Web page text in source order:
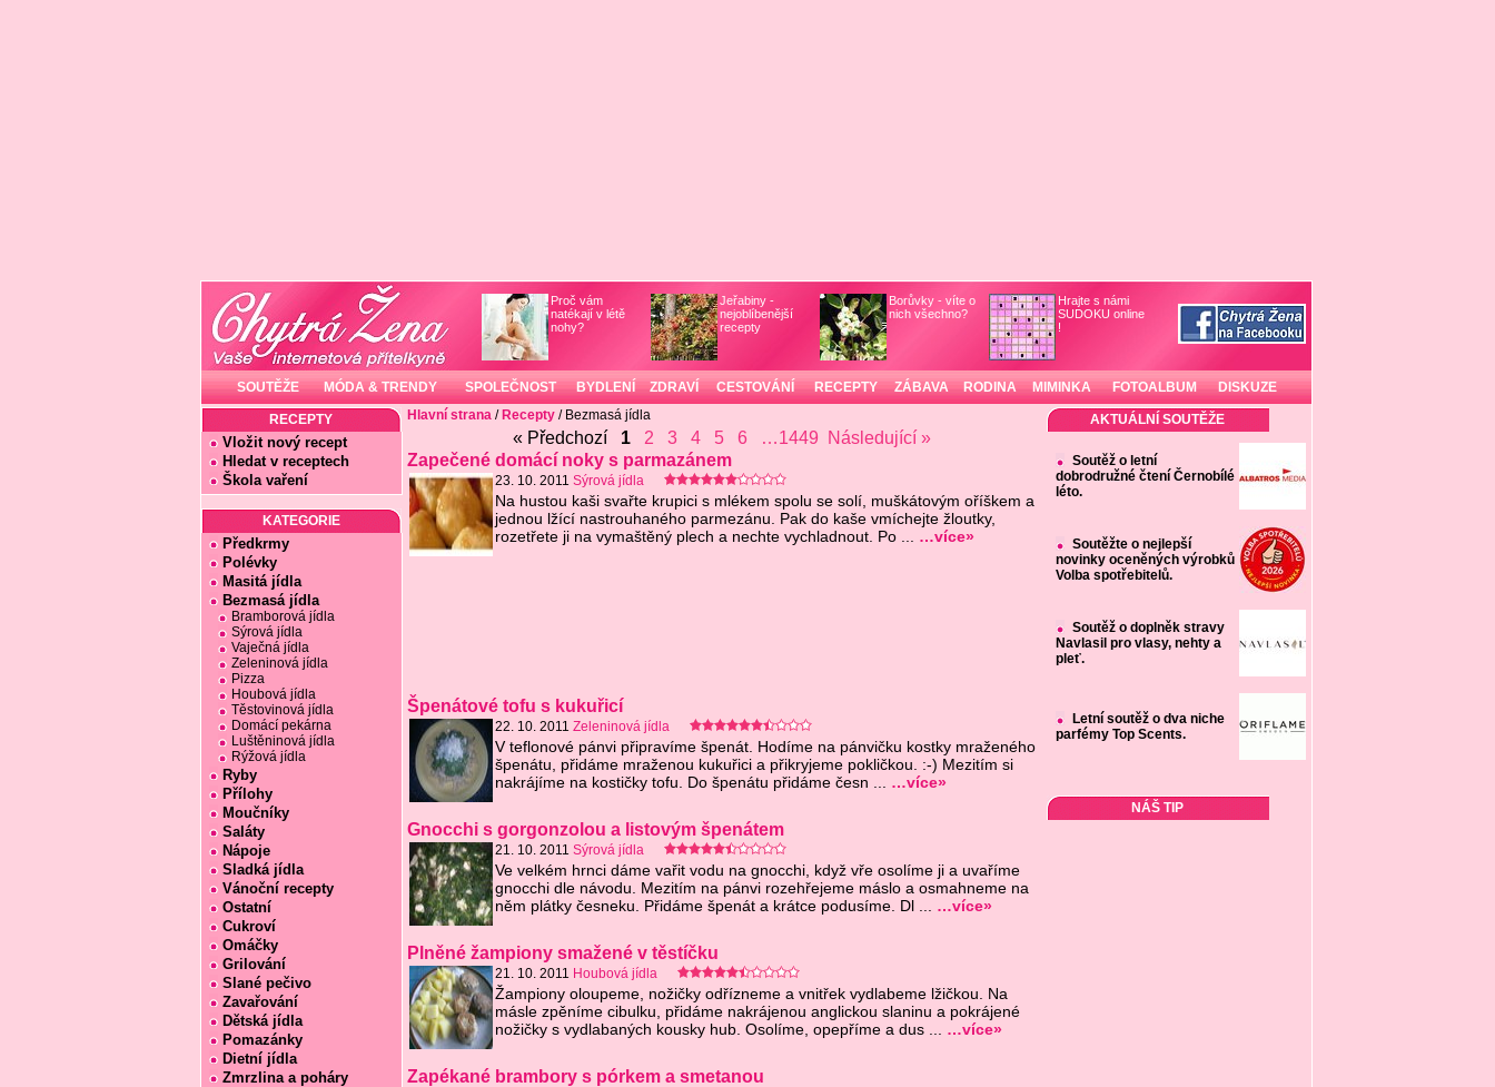
Proč vám
natékají v létě
nohy?
Jeřabiny -
nejoblíbenější
recepty
Borůvky - víte o
nich všechno?
Hrajte s námi
SUDOKU online
!
SOUTĚŽE MÓDA & TRENDY SPOLEČNOST BYDLENÍ ZDRAVÍ CESTOVÁNÍ RECEPTY ZÁBAVA RODINA MIMINKA FOTOALBUM DISKUZE
RECEPTY
Vložit nový recept
Hledat v receptech
Škola vaření
KATEGORIE
Předkrmy
Polévky
Masitá jídla
Bezmasá jídla
Bramborová jídla
Sýrová jídla
Vaječná jídla
Zeleninová jídla
Pizza
Houbová jídla
Těstovinová jídla
Domácí pekárna
Luštěninová jídla
Rýžová jídla
Ryby
Přílohy
Moučníky
Saláty
Nápoje
Sladká jídla
Vánoční recepty
Ostatní
Cukroví
Omáčky
Grilování
Slané pečivo
Zavařování
Dětská jídla
Pomazánky
Dietní jídla
Zmrzlina a poháry
Hlavní strana/ Recepty/ Bezmasá jídla
« Předchozí 1 2 3 4 5 6 …1449
Následující »
Zapečené domácí noky s parmazánem
23. 10. 2011 Sýrová jídla
Na hustou kaši svařte krupici s mlékem spolu se solí, muškátovým oříškem a
jednou lžící nastrouhaného parmezánu. Pak do kaše vmíchejte žloutky,
rozetřete ji na vymaštěný plech a nechte vychladnout. Po ...
…více»
Špenátové tofu s kukuřicí
22. 10. 2011 Zeleninová jídla
V teflonové pánvi připravíme špenát. Hodíme na pánvičku kostky mraženého
špenátu, přidáme mraženou kukuřici a přikryjeme pokličkou. :-) Mezitím si
nakrájíme na kostičky tofu. Do špenátu přidáme česn ...
…více»
Gnocchi s gorgonzolou a listovým špenátem
21. 10. 2011 Sýrová jídla
Ve velkém hrnci dáme vařit vodu na gnocchi, když vře osolíme ji a uvaříme
gnocchi dle návodu. Mezitím na pánvi rozehřejeme máslo a osmahneme na
něm plátky česneku. Přidáme špenát a krátce podusíme. Dl ...
…více»
Plněné žampiony smažené v těstíčku
21. 10. 2011 Houbová jídla
Žampiony oloupeme, nožičky odřízneme a vnitřek vydlabeme lžičkou. Na
másle zpěníme cibulku, přidáme nakrájenou anglickou slaninu a pokrájené
nožičky s vydlabaných kousky hub. Osolíme, opepříme a dus ...
…více»
Zapékané brambory s pórkem a smetanou
AKTUÁLNÍ SOUTĚŽE
Soutěž o letní
dobrodružné čtení Černobílé
léto.
Soutěžte o nejlepší
novinky oceněných výrobků
Volba spotřebitelů.
Soutěž o doplněk stravy
Navlasil pro vlasy, nehty a
pleť.
Letní soutěž o dva niche
parfémy Top Scents.
NÁŠ TIP